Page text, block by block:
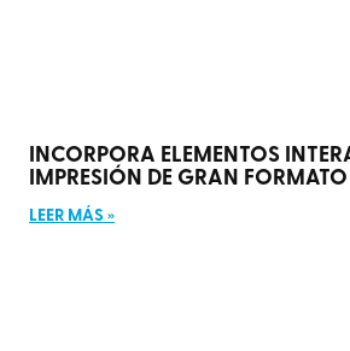
INCORPORA ELEMENTOS
IMPRESIÓN DE GRAN FORMATO
LEER MÁS »